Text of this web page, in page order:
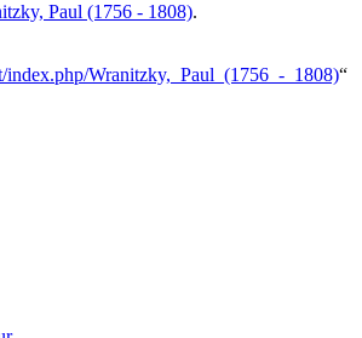
Paul (1756 - 1808).
index.php/Wranitzky,_Paul_(1756_-_1808)“